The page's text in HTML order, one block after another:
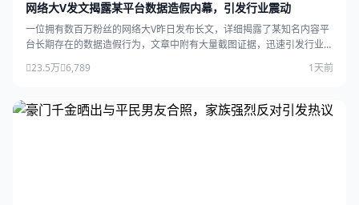
网络大V发文揭露某平台数据造假内幕，引发行业震动
一位拥有数百万粉丝的网络大V昨日发布长文，详细揭露了某知名内容平
台长期存在的数据造假行为，文章中附有大量截图证据，迅速引发行业广
23.5万 6,789 1天前